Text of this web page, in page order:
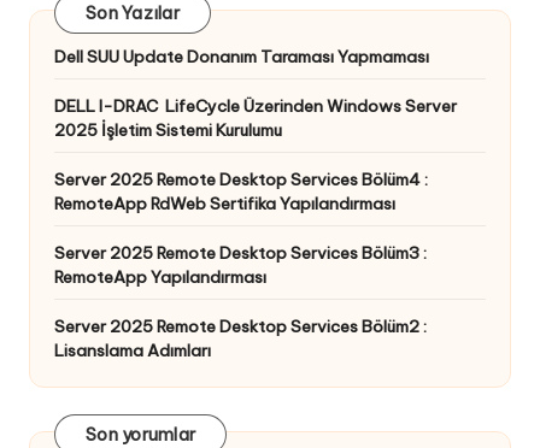
Son Yazılar
Dell SUU Update Donanım Taraması Yapmaması
DELL I-DRAC LifeCycle Üzerinden Windows Server
2025 İşletim Sistemi Kurulumu
Server 2025 Remote Desktop Services Bölüm4 :
RemoteApp RdWeb Sertifika Yapılandırması
Server 2025 Remote Desktop Services Bölüm3 :
RemoteApp Yapılandırması
Server 2025 Remote Desktop Services Bölüm2 :
Lisanslama Adımları
Son yorumlar